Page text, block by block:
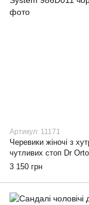
Артикул: 11171
Черевики жіночі з
чутливих стоп Dr Orto
986D011 чорні, 38
3 150 грн